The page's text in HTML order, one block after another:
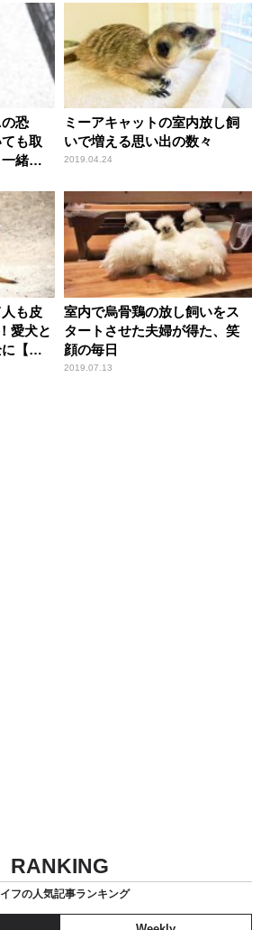
恐
も取
緒に
ミーアキャットの室内放し飼
いで増える思い出の数々
2019.04.24
も皮
愛犬と
【ペ
室内で烏骨鶏の放し飼いをス
タートさせた夫婦が得た、笑
顔の毎日
2019.07.13
RANKING
フの人気記事ランキング